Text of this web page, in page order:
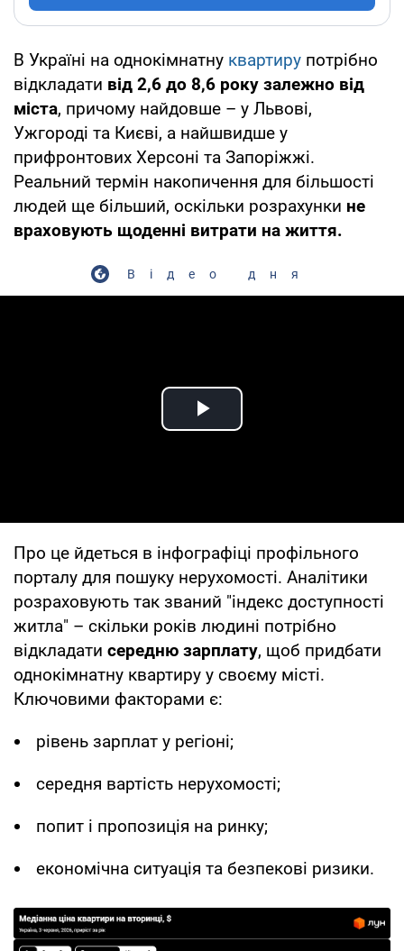
В Україні на однокімнатну квартиру потрібно
відкладати від 2,6 до 8,6 року залежно від
міста, причому найдовше – у Львові,
Ужгороді та Києві, а найшвидше у
прифронтових Херсоні та Запоріжжі.
Реальний термін накопичення для більшості
людей ще більший, оскільки розрахунки не
враховують щоденні витрати на життя.
Відео дня
Play Video
Про це йдеться в інфографіці профільного
порталу для пошуку нерухомості. Аналітики
розраховують так званий "індекс доступності
житла" – скільки років людині потрібно
відкладати середню зарплату, щоб придбати
однокімнатну квартиру у своєму місті.
Ключовими факторами є:
рівень зарплат у регіоні;
середня вартість нерухомості;
попит і пропозиція на ринку;
економічна ситуація та безпекові ризики.